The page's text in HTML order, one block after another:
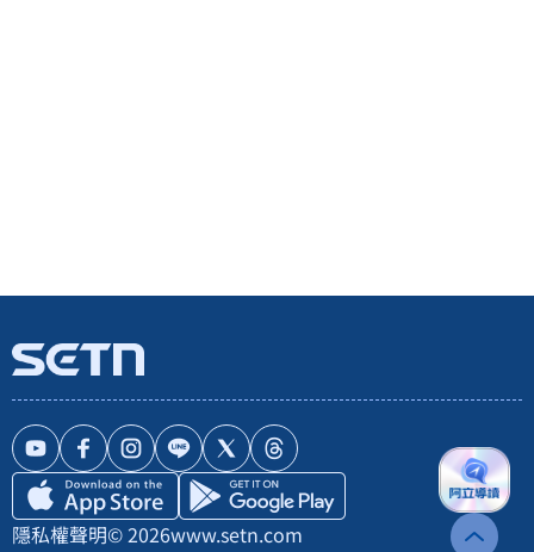
隱私權聲明© 2026www.setn.com